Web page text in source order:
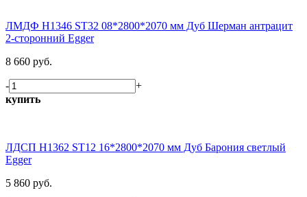
ЛМДФ H1346 ST32 08*2800*2070 мм Дуб Шерман антрацит
2-сторонний Egger
8 660 руб.
-
+
купить
ЛДСП H1362 ST12 16*2800*2070 мм Дуб Барония светлый
Egger
5 860 руб.